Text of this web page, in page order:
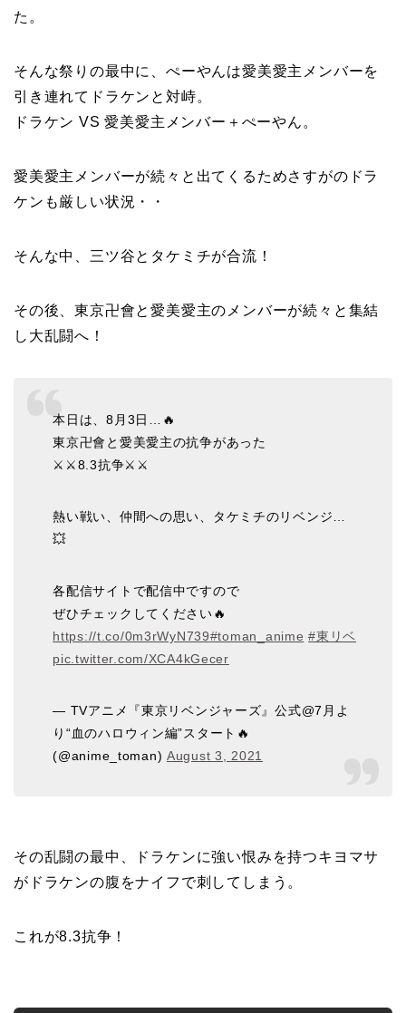
た。
そんな祭りの最中に、ぺーやんは愛美愛主メンバーを
引き連れてドラケンと対峙。
ドラケン VS 愛美愛主メンバー＋ぺーやん。
愛美愛主メンバーが続々と出てくるためさすがのドラ
ケンも厳しい状況・・
そんな中、三ツ谷とタケミチが合流！
その後、東京卍會と愛美愛主のメンバーが続々と集結
し大乱闘へ！
本日は、8月3日…🔥
東京卍會と愛美愛主の抗争があった
⚔️⚔️8.3抗争⚔️⚔️
熱い戦い、仲間への思い、タケミチのリベンジ…
💥
各配信サイトで配信中ですので
ぜひチェックしてください🔥
https://t.co/0m3rWyN739#toman_anime #東リベ
pic.twitter.com/XCA4kGecer
— TVアニメ『東京リベンジャーズ』公式@7月よ
り“血のハロウィン編”スタート🔥
(@anime_toman) August 3, 2021
その乱闘の最中、ドラケンに強い恨みを持つキヨマサ
がドラケンの腹をナイフで刺してしまう。
これが8.3抗争！